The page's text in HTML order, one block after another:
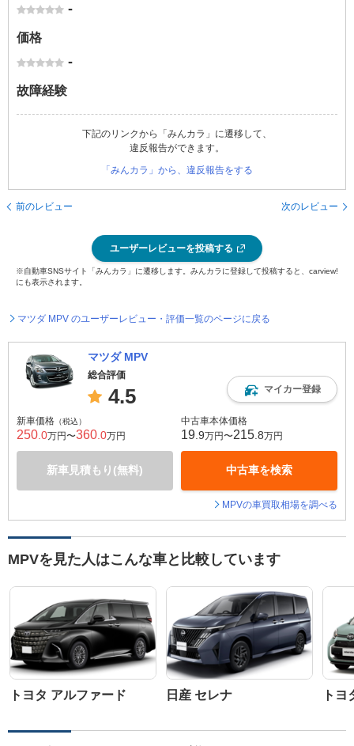
-
価格
-
故障経験
下記のリンクから「みんカラ」に遷移して、
違反報告ができます。
「みんカラ」から、違反報告をする
前のレビュー 次のレビュー
ユーザーレビューを投稿する
※自動車SNSサイト「みんカラ」に遷移します。みんカラに登録して投稿すると、carview!
にも表示されます。
マツダ MPV のユーザーレビュー・評価一覧のページに戻る
マツダ MPV
総合評価
4.5 マイカー登録
新車価格 （税込）
250 .0万円〜360 .0万円
新車見積もり(無料)
中古車本体価格
19 .9万円〜215 .8万円
中古車を検索
MPVの車買取相場を調べる
MPVを見た人はこんな車と比較しています
トヨタ アルファード 日産 セレナ ト